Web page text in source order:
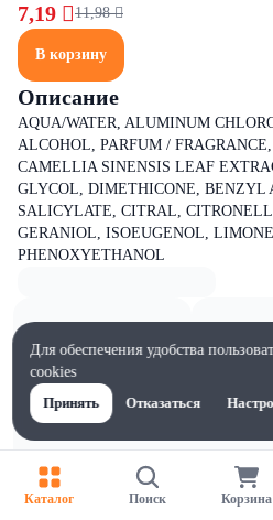
7,19 11,98 
В корзину
Описание
AQUA/WATER, ALUMINUM
ALCOHOL, PARFUM /
CAMELLIA SINENSIS LEAF
GLYCOL, DIMETHICONE, BENZYL
SALICYLATE, CITRAL,
GERANIOL, ISOEUGENOL,
PHENOXYETHANOL
Каталог Поиск Корзина
Для обеспечения удобства
cookies
Принять
Отказаться